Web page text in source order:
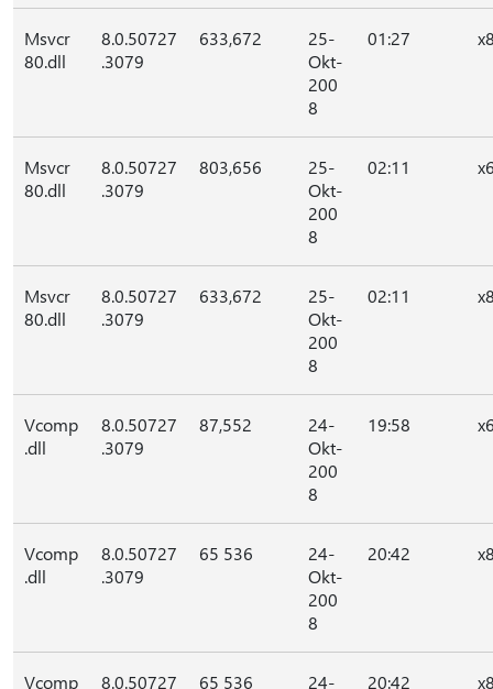
Msvcr
80.dll
8.0.50727
.3079
633,672
25-
Okt-
200
8
01:27
Msvcr
80.dll
8.0.50727
.3079
803,656
25-
Okt-
200
8
02:11
Msvcr
80.dll
8.0.50727
.3079
633,672
25-
Okt-
200
8
02:11
Vcomp
.dll
8.0.50727
.3079
87,552
24-
Okt-
200
8
19:58
Vcomp
.dll
8.0.50727
.3079
65 536
24-
Okt-
200
8
20:42
Vcomp 8.0.50727 65 536 24- 20:42